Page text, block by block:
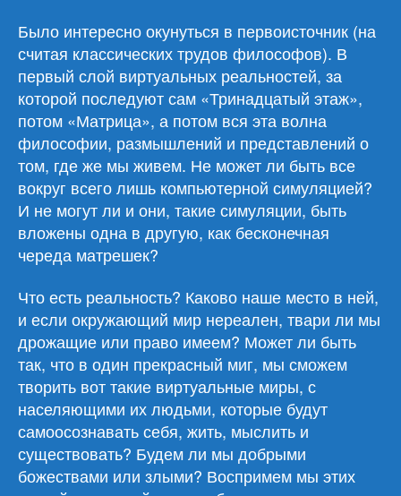
Было интересно окунуться в первоисточник (на
считая классических трудов философов). В
первый слой виртуальных реальностей, за
которой последуют сам «Тринадцатый этаж»,
потом «Матрица», а потом вся эта волна
философии, размышлений и представлений о
том, где же мы живем. Не может ли быть все
вокруг всего лишь компьютерной симуляцией?
И не могут ли и они, такие симуляции, быть
вложены одна в другую, как бесконечная
череда матрешек?
Что есть реальность? Каково наше место в ней,
и если окружающий мир нереален, твари ли мы
дрожащие или право имеем? Может ли быть
так, что в один прекрасный миг, мы сможем
творить вот такие виртуальные миры, с
населяющими их людьми, которые будут
самоосознавать себя, жить, мыслить и
существовать? Будем ли мы добрыми
божествами или злыми? Воспримем мы этих